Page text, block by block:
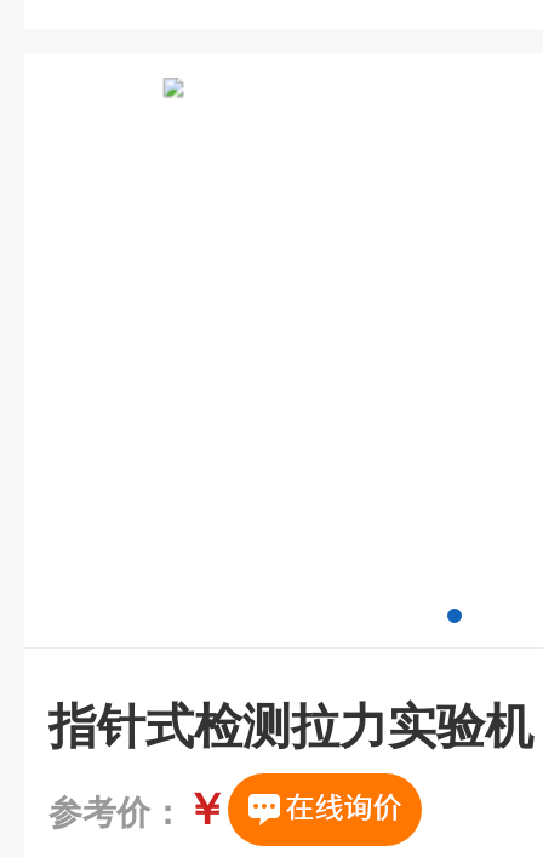
指针式检测拉力实验机
参考价： ￥